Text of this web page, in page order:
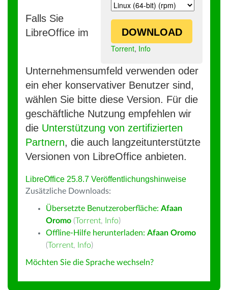
DOWNLOAD
Torrent, Info
Falls Sie
LibreOffice im
Unternehmensumfeld verwenden oder
ein eher konservativer Benutzer sind,
wählen Sie bitte diese Version. Für die
geschäftliche Nutzung empfehlen wir
die Unterstützung von zertifizierten
Partnern, die auch langzeitunterstützte
Versionen von LibreOffice anbieten.
LibreOffice 25.8.7 Veröffentlichungshinweise
Zusätzliche Downloads:
Übersetzte Benutzeroberfläche: Afaan
Oromo (Torrent, Info)
Offline-Hilfe herunterladen: Afaan Oromo
(Torrent, Info)
Möchten Sie die Sprache wechseln?